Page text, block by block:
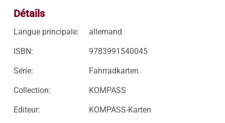
Détails
Langue principale: allemand
ISBN: 9783991540045
Série: Fahrradkarten
Collection: KOMPASS
Editeur: KOMPASS-Karten